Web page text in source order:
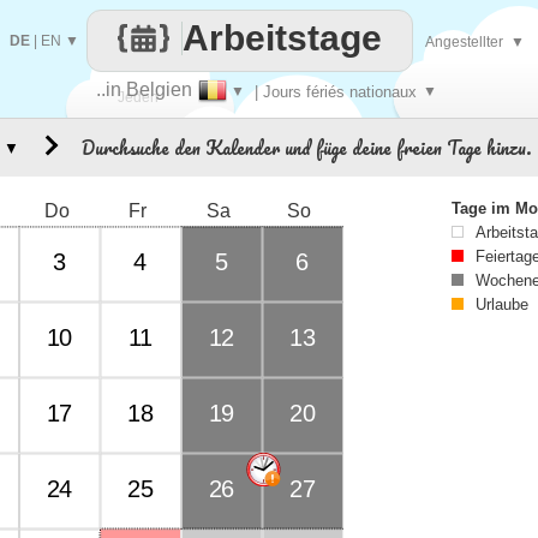
Jeden
..in Belgien ▼ | Jours fériés nationaux ▼
Arbeitstage
DE EN ▼ Angestellter ▼
Durchsuche den Kalender und füge deine freien Tage hinzu.
Do Fr Sa So
3 4 5 6
10 11 12 13
17 18 19 20
24 25 26 27
▼
Tage im
Urlaube